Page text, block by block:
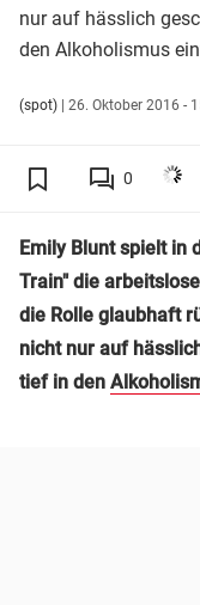
nur auf hässlich
den Alkoholismus
(spot) | 26. Oktober 2016 -
0
Emily Blunt spielt in
Train" die
die Rolle glaubhaft
nicht nur auf
tief in den